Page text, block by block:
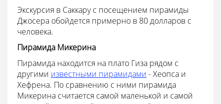
Экскурсия в Саккару с посещением пирамиды
Джосера обойдется примерно в 80 долларов с
человека.
Пирамида Микерина
Пирамида находится на плато Гиза рядом с
другими известными пирамидами - Хеопса и
Хефрена. По сравнению с ними пирамида
Микерина считается самой маленькой и самой